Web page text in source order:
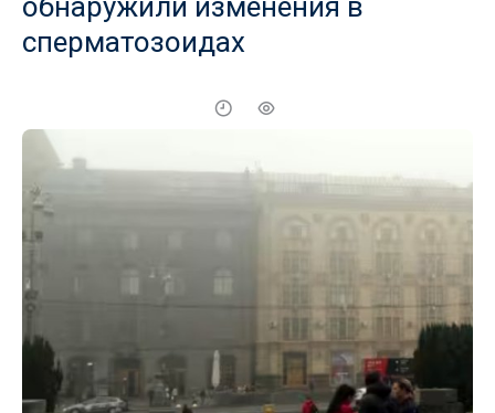
обнаружили изменения в
сперматозоидах